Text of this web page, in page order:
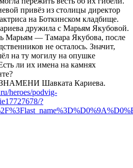
привёз из столицы директор
на Боткинском кладбище.
дружила с Марьям Якубовой.
Марьям — Тамара Якубова, после
не осталось. Значит,
на ту могилу на опушке
ли их имена на камнях
Шавката Кариева.
heroes/podvig-
?